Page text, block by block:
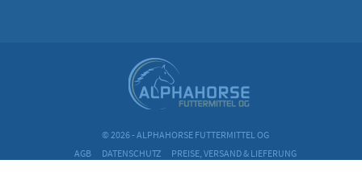
© 2026 - ALPHAHORSE FUTTERMITTEL OG
AGB
DATENSCHUTZ
PREISE, VERSAND & LIEFERUNG